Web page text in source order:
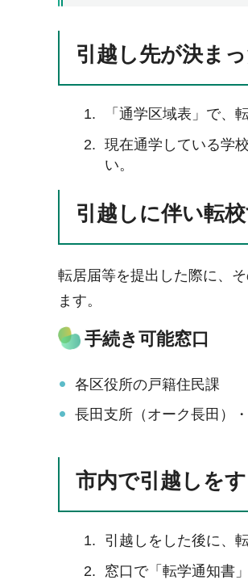
引越し先が決ま
「通学区域表」で、
現在通学している学
い。
引越しに伴い転
転居届等を提出した際に、
ます。
手続き可能窓口
各区役所の戸籍住民課
長田支所（オーク長田）
市内で引越しを
引越しをした後に、
窓口で「転学通知書